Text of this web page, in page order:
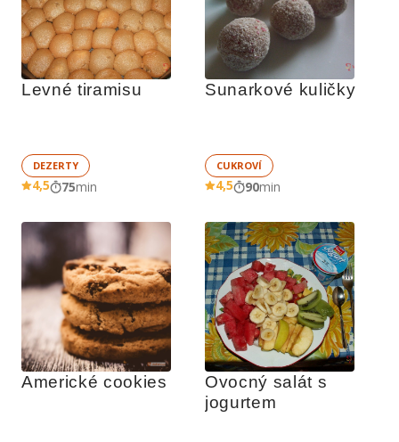
Levné tiramisu
DEZERTY
4,5 75min
Sunarkové kuličky
CUKROVÍ
4,5 90min
Americké cookies
Ovocný salát s
jogurtem